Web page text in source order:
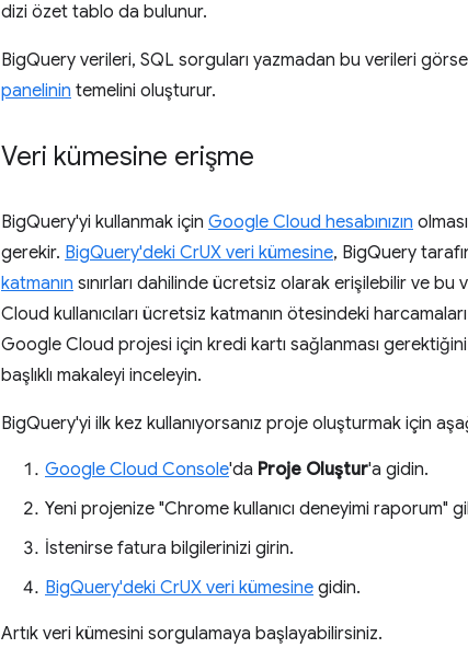
dizi özet tablo da bulunur.
BigQuery verileri, SQL sorguları yazmadan bu verileri
panelinin temelini oluşturur.
Veri kümesine erişme
BigQuery'yi kullanmak için Google Cloud hesabınızın
gerekir. BigQuery'deki CrUX veri kümesine, BigQuery
katmanın sınırları dahilinde ücretsiz olarak erişilebilir ve
Cloud kullanıcıları ücretsiz katmanın ötesindeki
Google Cloud projesi için kredi kartı sağlanması gerektiğini
başlıklı makaleyi inceleyin.
BigQuery'yi ilk kez kullanıyorsanız proje oluşturmak için
Google Cloud Console'da Proje Oluştur'a gidin.
Yeni projenize "Chrome kullanıcı deneyimi raporum"
İstenirse fatura bilgilerinizi girin.
BigQuery'deki CrUX veri kümesine gidin.
Artık veri kümesini sorgulamaya başlayabilirsiniz.